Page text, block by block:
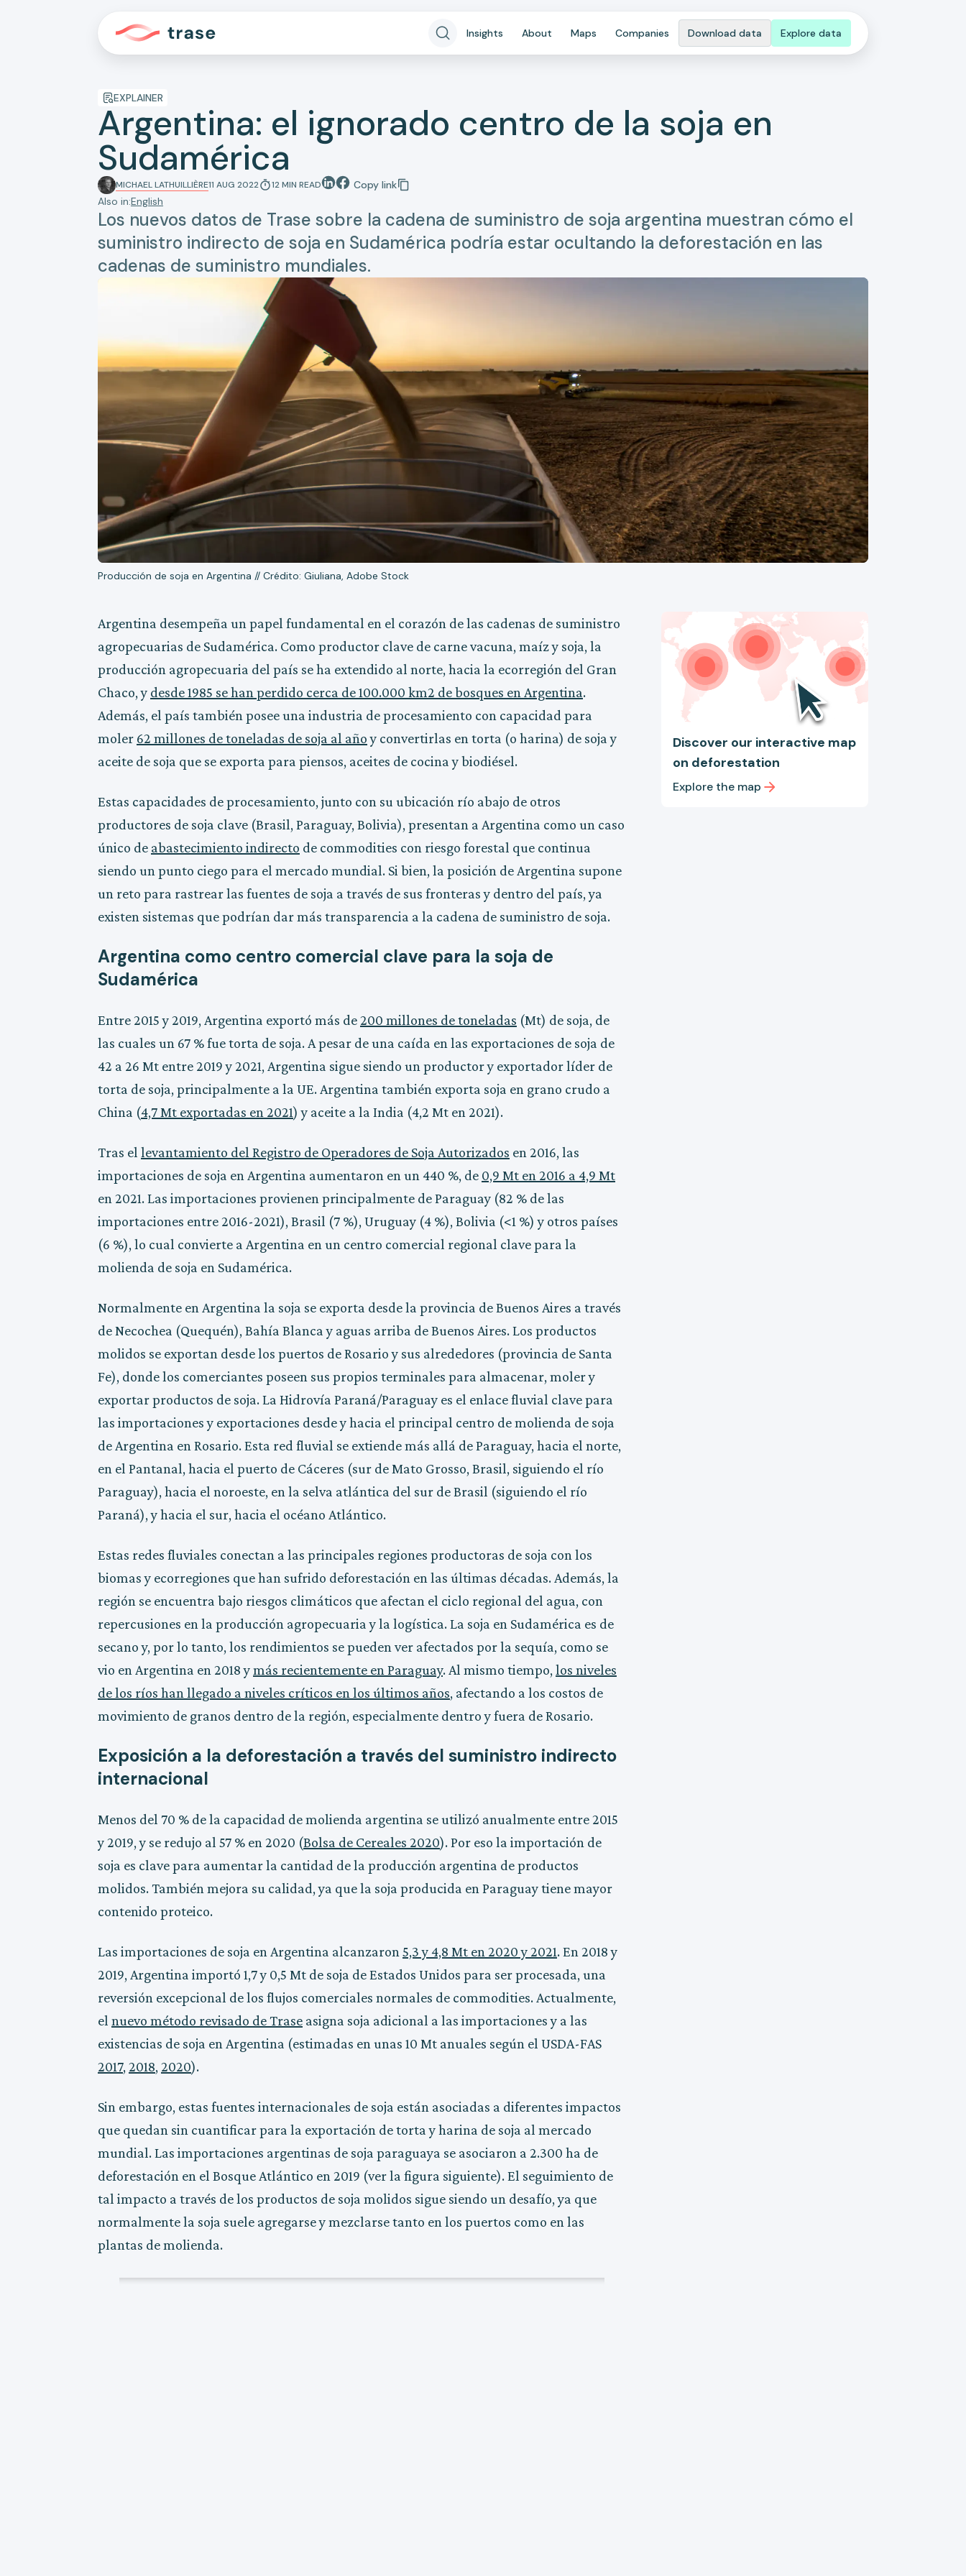
Insights About Maps Companies Download data Explore data
EXPLAINER
Argentina: el ignorado centro de la soja en
Sudamérica
MICHAEL LATHUILLIÈRE11 AUG 2022 12MIN READ
Copy link
Also in:English
Los nuevos datos de Trase sobre la cadena de suministro de soja argentina muestran cómo el
suministro indirecto de soja en Sudamérica podría estar ocultando la deforestación en las
cadenas de suministro mundiales.
Producción de soja en Argentina // Crédito: Giuliana, Adobe Stock
Argentina desempeña un papel fundamental en el corazón de las cadenas de suministro
agropecuarias de Sudamérica. Como productor clave de carne vacuna, maíz y soja, la
producción agropecuaria del país se ha extendido al norte, hacia la ecorregión del Gran
Chaco, y desde 1985 se han perdido cerca de 100.000 km2 de bosques en Argentina.
Además, el país también posee una industria de procesamiento con capacidad para
moler 62 millones de toneladas de soja al añoy convertirlas en torta (o harina) de soja y
aceite de soja que se exporta para piensos, aceites de cocina y biodiésel.
Estas capacidades de procesamiento, junto con su ubicación río abajo de otros
productores de soja clave (Brasil, Paraguay, Bolivia), presentan a Argentina como un caso
único de abastecimiento indirecto de commodities con riesgo forestal que continua
siendo un punto ciego para el mercado mundial. Si bien, la posición de Argentina supone
un reto para rastrear las fuentes de soja a través de sus fronteras y dentro del país, ya
existen sistemas que podrían dar más transparencia a la cadena de suministro de soja.
Argentina como centro comercial clave para la soja de
Sudamérica
Entre 2015 y 2019, Argentina exportó más de200 millones de toneladas (Mt) de soja, de
las cuales un 67 % fue torta de soja. A pesar de una caída en las exportaciones de soja de
42 a 26 Mt entre 2019 y 2021, Argentina sigue siendo un productor y exportador líder de
torta de soja, principalmente a la UE. Argentina también exporta soja en grano crudo a
China (4,7 Mt exportadas en 2021) y aceite a la India (4,2 Mt en 2021).
Tras el levantamiento del Registro de Operadores de Soja Autorizados en 2016, las
importaciones de soja en Argentina aumentaron en un 440 %, de 0,9 Mt en 2016 a 4,9 Mt
en 2021. Las importaciones provienen principalmente de Paraguay (82 % de las
importaciones entre 2016-2021), Brasil (7 %), Uruguay (4 %), Bolivia (<1 %) y otros países
(6 %), lo cual convierte a Argentina en un centro comercial regional clave para la
molienda de soja en Sudamérica.
Normalmente en Argentina la soja se exporta desde la provincia de Buenos Aires a través
de Necochea (Quequén), Bahía Blanca y aguas arriba de Buenos Aires. Los productos
molidos se exportan desde los puertos de Rosario y sus alrededores (provincia de Santa
Fe), donde los comerciantes poseen sus propios terminales para almacenar, moler y
exportar productos de soja. La Hidrovía Paraná/Paraguay es el enlace fluvial clave para
las importaciones y exportaciones desde y hacia el principal centro de molienda de soja
de Argentina en Rosario. Esta red fluvial se extiende más allá de Paraguay, hacia el norte,
en el Pantanal, hacia el puerto de Cáceres (sur de Mato Grosso, Brasil, siguiendo el río
Paraguay), hacia el noroeste, en la selva atlántica del sur de Brasil (siguiendo el río
Paraná), y hacia el sur, hacia el océano Atlántico.
Estas redes fluviales conectan a las principales regiones productoras de soja con los
biomas y ecorregiones que han sufrido deforestación en las últimas décadas. Además, la
región se encuentra bajo riesgos climáticos que afectan el ciclo regional del agua, con
repercusiones en la producción agropecuaria y la logística. La soja en Sudamérica es de
secano y, por lo tanto, los rendimientos se pueden ver afectados por la sequía, como se
vio en Argentina en 2018 ymás recientemente en Paraguay. Al mismo tiempo, los niveles
de los ríos han llegado a niveles críticos en los últimos años, afectando a los costos de
movimiento de granos dentro de la región, especialmente dentro y fuera de Rosario.
Exposición a la deforestación a través del suministro indirecto
internacional
Menos del 70 % de la capacidad de molienda argentina se utilizó anualmente entre 2015
y 2019, y se redujo al 57 % en 2020 (Bolsa de Cereales 2020). Por eso la importación de
soja es clave para aumentar la cantidad de la producción argentina de productos
molidos. También mejora su calidad, ya que la soja producida en Paraguay tiene mayor
contenido proteico.
Las importaciones de soja en Argentina alcanzaron 5,3 y 4,8 Mt en 2020 y 2021. En 2018 y
2019, Argentina importó 1,7 y 0,5 Mt de soja de Estados Unidos para ser procesada, una
reversión excepcional de los flujos comerciales normales de commodities. Actualmente,
el nuevo método revisado de Trase asigna soja adicional a las importaciones y a las
existencias de soja en Argentina (estimadas en unas 10 Mt anuales según el USDA-FAS
2017, 2018, 2020).
Sin embargo, estas fuentes internacionales de soja están asociadas a diferentes impactos
que quedan sin cuantificar para la exportación de torta y harina de soja al mercado
mundial. Las importaciones argentinas de soja paraguaya se asociaron a 2.300 ha de
deforestación en el Bosque Atlántico en 2019 (ver la figura siguiente). El seguimiento de
tal impacto a través de los productos de soja molidos sigue siendo un desafío, ya que
normalmente la soja suele agregarse y mezclarse tanto en los puertos como en las
plantas de molienda.
Discover our interactive map
on deforestation
Explore the map